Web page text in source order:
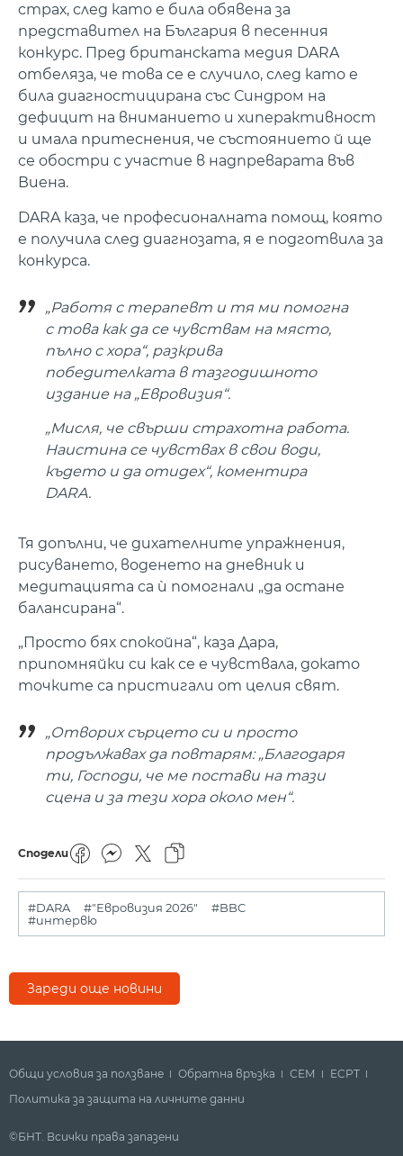
страх, след като е била обявена за
представител на България в песенния
конкурс. Пред британската медия DARA
отбеляза, че това се е случило, след като е
била диагностицирана със Синдром на
дефицит на вниманието и хиперактивност
и имала притеснения, че състоянието й ще
се обостри с участие в надпреварата във
Виена.
DARA каза, че професионалната помощ, която
е получила след диагнозата, я е подготвила за
конкурса.
„Работя с терапевт и тя ми помогна
с това как да се чувствам на място,
пълно с хора“, разкрива
победителката в тазгодишното
издание на „Евровизия“.
„Мисля, че свърши страхотна работа.
Наистина се чувствах в свои води,
където и да отидех“, коментира
DARA.
Тя допълни, че дихателните упражнения,
рисуването, воденето на дневник и
медитацията са ѝ помогнали „да остане
балансирана“.
„Просто бях спокойна“, каза Дара,
припомняйки си как се е чувствала, докато
точките са пристигали от целия свят.
„Отворих сърцето си и просто
продължавах да повтарям: „Благодаря
ти, Господи, че ме постави на тази
сцена и за тези хора около мен“.
Сподели
#DARA #"Евровизия 2026"
#BBC
#интервю
Зареди още новини
Общи условия за ползване Обратна връзка СЕМ
ECPT
Политика за защита на личните данни
©БНТ. Всички права запазени